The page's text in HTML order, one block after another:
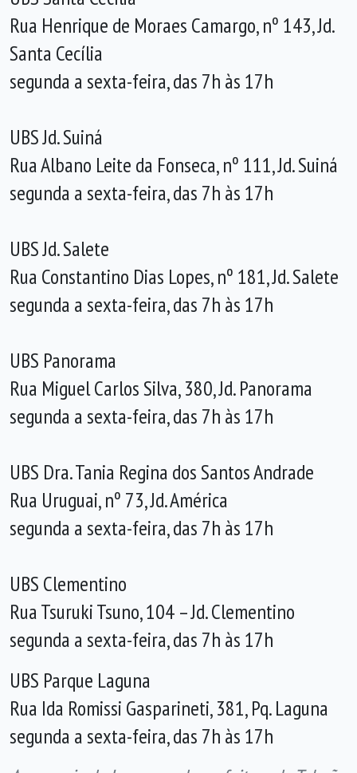
Rua Henrique de Moraes Camargo, nº 143, Jd.
Santa Cecília
segunda a sexta-feira, das 7h às 17h
UBS Jd. Suiná
Rua Albano Leite da Fonseca, nº 111, Jd. Suiná
segunda a sexta-feira, das 7h às 17h
UBS Jd. Salete
Rua Constantino Dias Lopes, nº 181, Jd. Salete
segunda a sexta-feira, das 7h às 17h
UBS Panorama
Rua Miguel Carlos Silva, 380, Jd. Panorama
segunda a sexta-feira, das 7h às 17h
UBS Dra. Tania Regina dos Santos Andrade
Rua Uruguai, nº 73, Jd. América
segunda a sexta-feira, das 7h às 17h
UBS Clementino
Rua Tsuruki Tsuno, 104 – Jd. Clementino
segunda a sexta-feira, das 7h às 17h
UBS Parque Laguna
Rua Ida Romissi Gasparineti, 381, Pq. Laguna
segunda a sexta-feira, das 7h às 17h